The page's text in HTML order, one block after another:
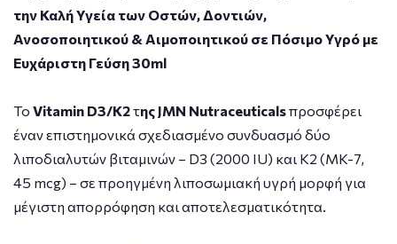
την Καλή Υγεία των Οστών, Δοντιών,
Ανοσοποιητικού & Αιμοποιητικού σε Πόσιμο Υγρό με
Ευχάριστη Γεύση 30ml
Το Vitamin D3/K2της JMN Nutraceuticalsπροσφέρει
έναν επιστημονικά σχεδιασμένο συνδυασμό δύο
λιποδιαλυτών βιταμινών – D3 (2000 IU) και K2 (MK-7,
45 mcg) – σε προηγμένη λιποσωμιακή υγρή μορφή για
μέγιστη απορρόφηση και αποτελεσματικότητα.